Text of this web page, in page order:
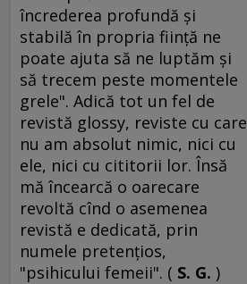
încrederea profundă şi
stabilă în propria fiinţă ne
poate ajuta să ne luptăm şi
să trecem peste momentele
grele". Adică tot un fel de
revistă glossy, reviste cu care
nu am absolut nimic, nici cu
ele, nici cu cititorii lor. Însă
mă încearcă o oarecare
revoltă cînd o asemenea
revistă e dedicată, prin
numele pretenţios,
"psihicului femeii". ( S. G. )